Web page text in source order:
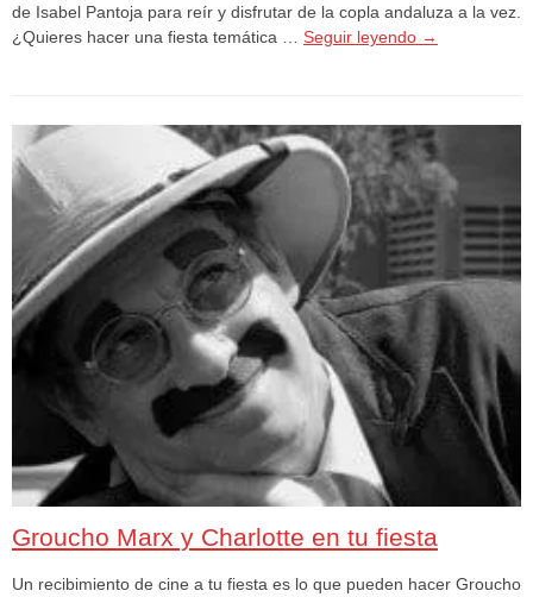
de Isabel Pantoja para reír y disfrutar de la copla andaluza a la vez.
¿Quieres hacer una fiesta temática … Seguir leyendo →
Groucho Marx y Charlotte en tu fiesta
Un recibimiento de cine a tu fiesta es lo que pueden hacer Groucho